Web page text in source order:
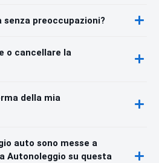
preoccupazioni?
o cancellare la
della mia
auto sono messe a
Autonoleggio su questa